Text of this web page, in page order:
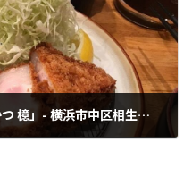
とんかつ 椛の元祖！！「とんかつ 檍」- 横浜市中区相生町エリア情報